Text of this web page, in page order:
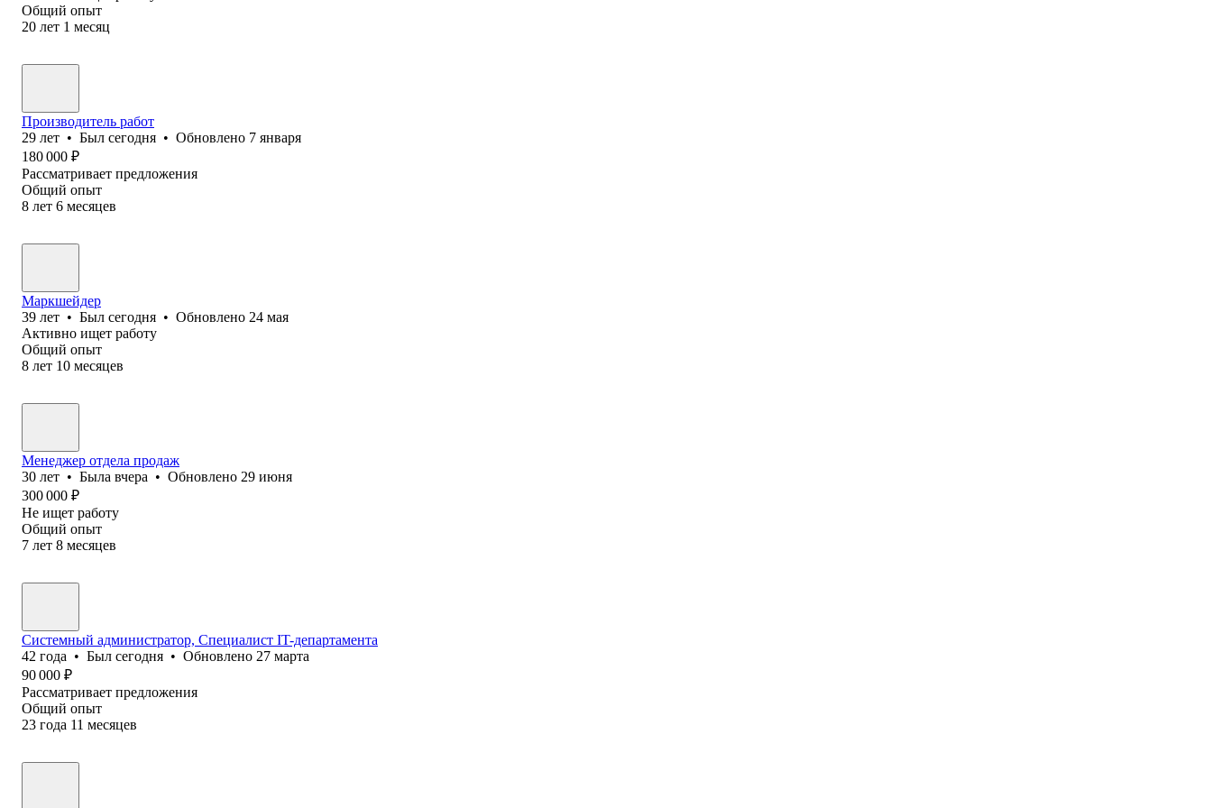
Общий опыт
20 лет 1 месяц
Производитель работ
29 лет • Был сегодня • Обновлено 7 января
180 000 ₽
Рассматривает предложения
Общий опыт
8 лет 6 месяцев
Маркшейдер
39 лет • Был сегодня • Обновлено 24 мая
Активно ищет работу
Общий опыт
8 лет 10 месяцев
Менеджер отдела продаж
30 лет • Была вчера • Обновлено 29 июня
300 000 ₽
Не ищет работу
Общий опыт
7 лет 8 месяцев
Системный администратор, Специалист IT-департамента
42 года • Был сегодня • Обновлено 27 марта
90 000 ₽
Рассматривает предложения
Общий опыт
23 года 11 месяцев